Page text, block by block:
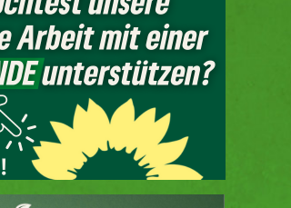
2024
SPENDEN
INFORMATIONEN